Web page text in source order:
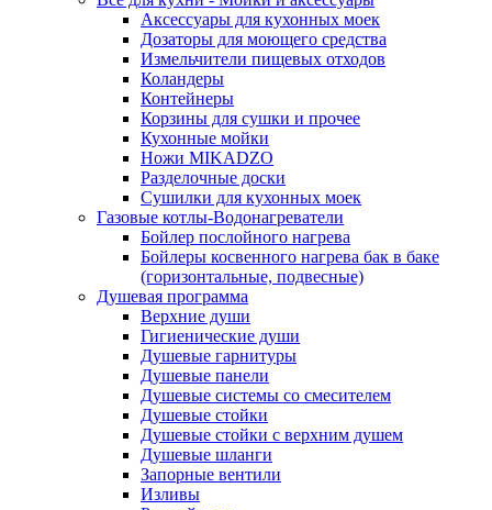
Аксессуары для кухонных моек
Дозаторы для моющего средства
Измельчители пищевых отходов
Коландеры
Контейнеры
Корзины для сушки и прочее
Кухонные мойки
Ножи MIKADZO
Разделочные доски
Сушилки для кухонных моек
Газовые котлы-Водонагреватели
Бойлер послойного нагрева
Бойлеры косвенного нагрева бак в баке
(горизонтальные, подвесные)
Душевая программа
Верхние души
Гигиенические души
Душевые гарнитуры
Душевые панели
Душевые системы со смесителем
Душевые стойки
Душевые стойки с верхним душем
Душевые шланги
Запорные вентили
Изливы